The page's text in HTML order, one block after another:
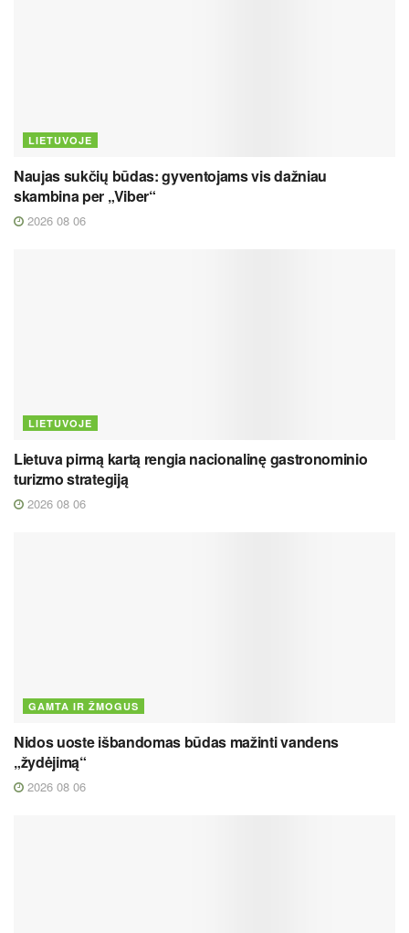
LIETUVOJE
Naujas sukčių būdas: gyventojams vis dažniau
skambina per „Viber“
2026 08 06
LIETUVOJE
Lietuva pirmą kartą rengia nacionalinę gastronominio
turizmo strategiją
2026 08 06
GAMTA IR ŽMOGUS
Nidos uoste išbandomas būdas mažinti vandens
„žydėjimą“
2026 08 06